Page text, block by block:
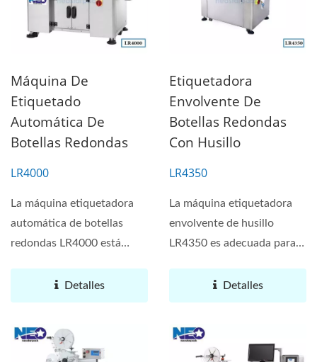
Máquina De
Etiquetado
Automática De
Botellas Redondas
LR4000
La máquina etiquetadora
automática de botellas
redondas LR4000 está
Detalles
Etiquetadora
Envolvente De
Botellas Redondas
Con Husillo
LR4350
La máquina etiquetadora
envolvente de husillo
LR4350 es adecuada para
Detalles